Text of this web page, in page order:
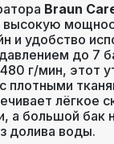
Braun
высокую
и удобство
до 7
г/мин, этот
плотными
лёгкое
а большой бак
долива воды.